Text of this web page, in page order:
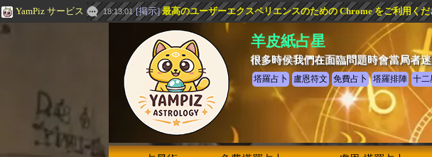
YamPiz サービス 18:13:01 [掲示]最高のユーザーエクスペリエンスのための Chrome をご利用く
羊皮紙占星
很多時侯我們在面臨問題時會當局者
塔羅占卜 盧恩符文 免費占卜 塔羅排陣 十二